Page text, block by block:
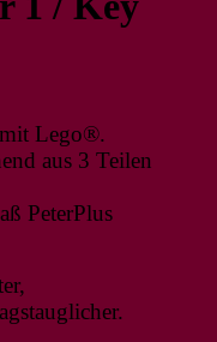
mit Lego®.
aus 3 Teilen
PeterPlus